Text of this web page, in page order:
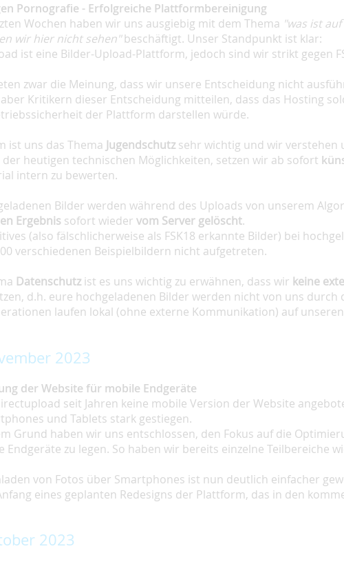
Pornografie - Erfolgreiche Plattformbereinigung
Wochen haben wir uns ausgiebig mit dem Thema "was ist
wir hier nicht sehen"beschäftigt. Unser Standpunkt ist klar:
ist eine Bilder-Upload-Plattform, jedoch sind wir strikt gegen
zwar die Meinung, dass wir unsere Entscheidung nicht
Kritikern dieser Entscheidung mitteilen, dass das Hosting
der Plattform darstellen würde.
ist uns das Thema Jugendschutz sehr wichtig und wir
heutigen technischen Möglichkeiten, setzen wir ab sofort
intern zu bewerten.
Bilder werden während des Uploads von unserem
Ergebnis sofort wieder vom Server gelöscht.
(also fälschlicherweise als FSK18 erkannte Bilder) bei
verschiedenen Beispielbildern nicht aufgetreten.
Datenschutz ist es uns wichtig zu erwähnen, dass wir keine
d.h. eure hochgeladenen Bilder werden nicht von uns durch
laufen lokal (ohne externe Kommunikation) auf
2023
der Website für mobile Endgeräte
seit Jahren keine mobile Version der Website
und Tablets stark gestiegen.
Grund haben wir uns entschlossen, den Fokus auf die
Endgeräte zu legen. So haben wir bereits einzelne Teilbereiche
von Fotos über Smartphones ist nun deutlich einfacher
eines geplanten Redesigns der Plattform, das in den
2023